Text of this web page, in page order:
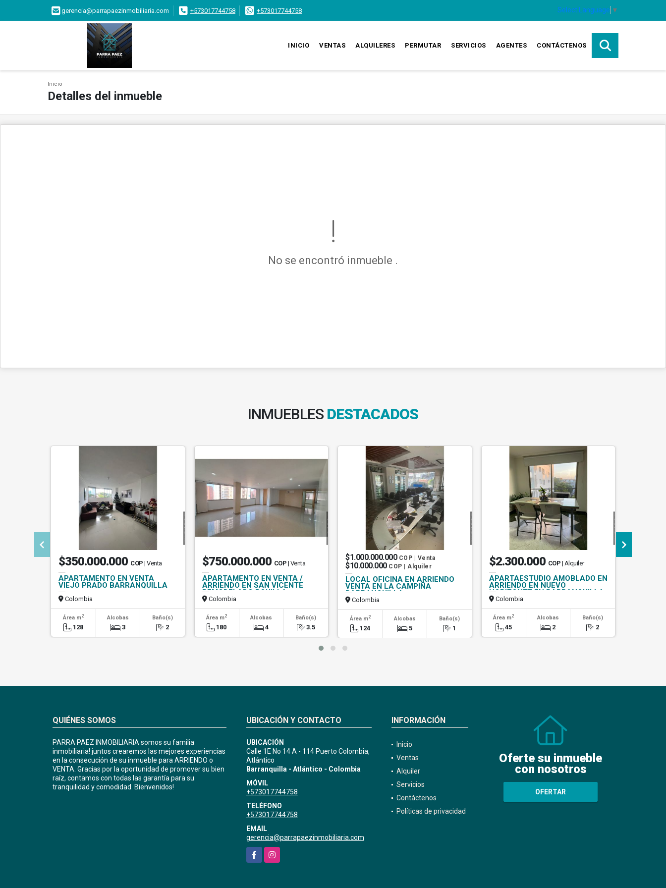
gerencia@parrapaezinmobiliaria.com +573017744758 +573017744758 Select Language ▼
INICIO VENTAS ALQUILERES PERMUTAR SERVICIOS AGENTES CONTÁCTENOS
Inicio
Detalles del inmueble
No se encontró inmueble .
INMUEBLES DESTACADOS
$350.000.000 COP | Venta
APARTAMENTO EN VENTA
VIEJO PRADO BARRANQUILLA
Colombia
Área m2
128
Alcobas
3
Baño(s)
2
$750.000.000 COP | Venta
APARTAMENTO EN VENTA /
ARRIENDO EN SAN VICENTE
REMODELADO BQUILLA
Colombia
Área m2
180
Alcobas
4
Baño(s)
3.5
$1.000.000.000 COP | Venta
$10.000.000 COP | Alquiler
LOCAL OFICINA EN ARRIENDO
VENTA EN LA CAMPIÑA
BARRANQUILLA
Colombia
Área m2
124
Alcobas
5
Baño(s)
1
$2.300.000 COP | Alquiler
APARTAESTUDIO AMOBLADO EN
ARRIENDO EN NUEVO
HORIZONTE EN BARRANQUILLA
Colombia
Área m2
45
Alcobas
2
Baño(s)
2
QUIÉNES SOMOS
PARRA PAEZ INMOBILIARIA somos su familia
inmobiliaria! juntos crearemos las mejores experiencias
en la consecución de su inmueble para ARRIENDO o
VENTA. Gracias por la oportunidad de promover su bien
raíz, contamos con todas las garantía para su
tranquilidad y comodidad. Bienvenidos!
UBICACIÓN Y CONTACTO
UBICACIÓN
Calle 1E No 14 A - 114 Puerto Colombia,
Atlántico
Barranquilla - Atlántico - Colombia
MÓVIL
+573017744758
TELÉFONO
+573017744758
EMAIL
gerencia@parrapaezinmobiliaria.com
FacebookInstagram
INFORMACIÓN
Inicio
Ventas
Alquiler
Servicios
Contáctenos
Políticas de privacidad
Oferte su inmueble
con nosotros
OFERTAR